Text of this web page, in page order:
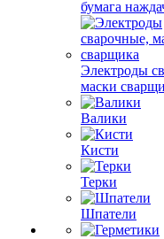
бумага
Электроды
маски
Валики
Кисти
Терки
Шпатели